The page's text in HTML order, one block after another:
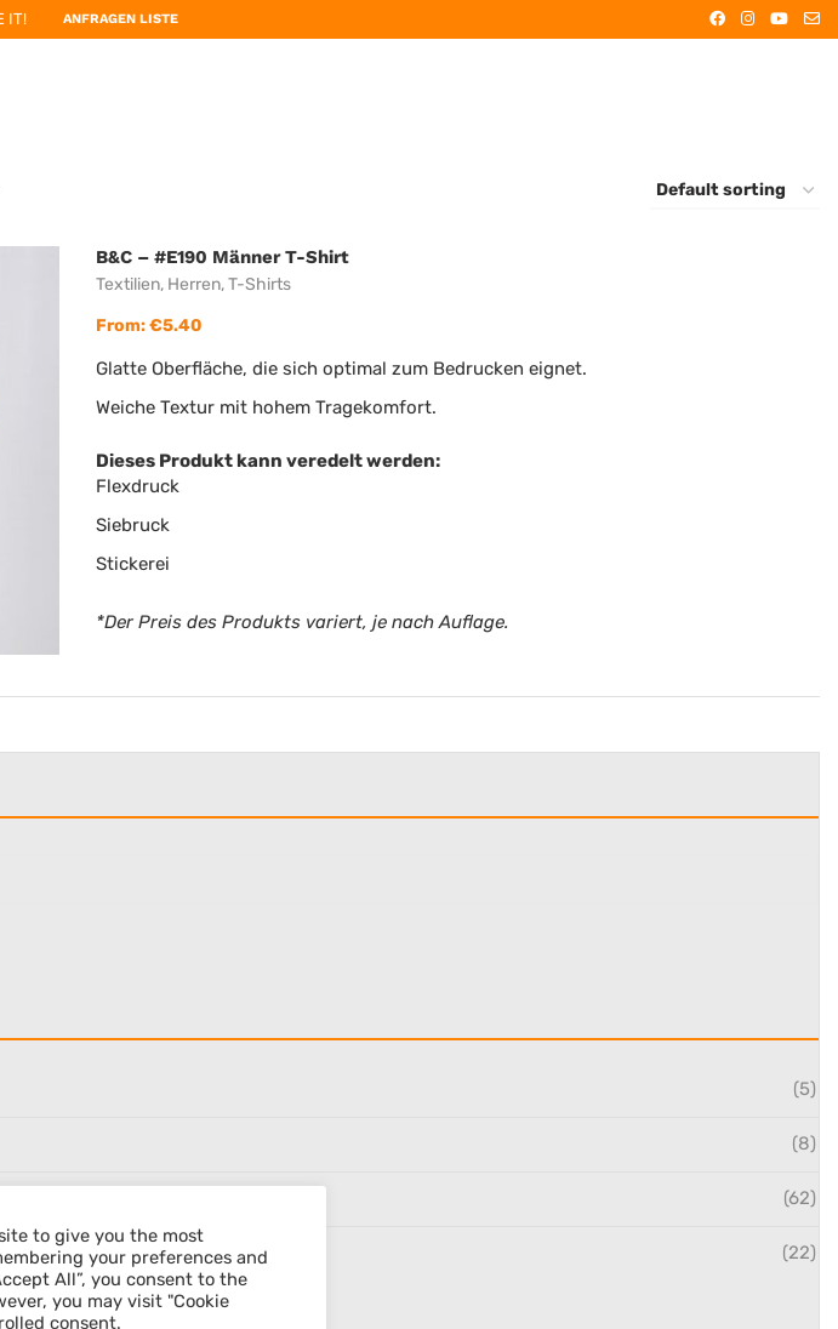
IT! ANFRAGEN LISTE
B&C – #E190 Männer T-Shirt
Textilien, Herren,T-Shirts
From:€5.40
Glatte Oberfläche, die sich optimal zum Bedrucken eignet.
Weiche Textur mit hohem Tragekomfort.
Dieses Produkt kann veredelt werden:
Flexdruck
Siebruck
Stickerei
*Der Preis des Produkts variert, je nach Auflage.
(5)
(8)
(62)
(22)
to give you the most
your preferences and
All”, you consent to the
you may visit "Cookie
consent.